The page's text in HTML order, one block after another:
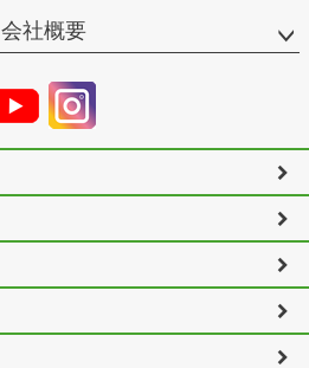
会社概要